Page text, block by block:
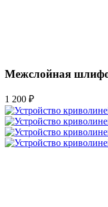
Межслойная
1 200 ₽